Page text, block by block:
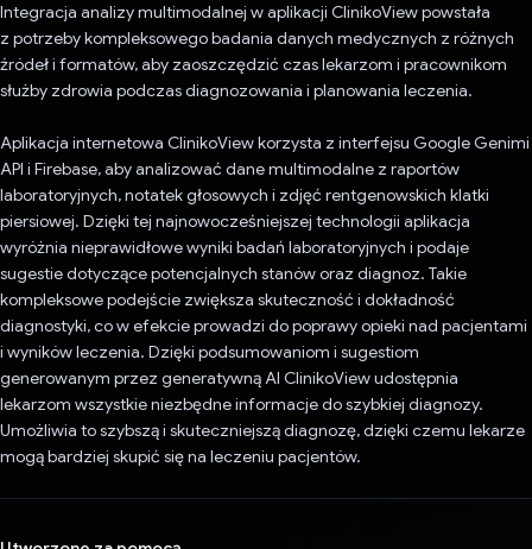
Integracja analizy multimodalnej w aplikacji ClinikoView powstała
z potrzeby kompleksowego badania danych medycznych z różnych
źródeł i formatów, aby zaoszczędzić czas lekarzom i pracownikom
służby zdrowia podczas diagnozowania i planowania leczenia.
Aplikacja internetowa ClinikoView korzysta z interfejsu Google Genimi
API i Firebase, aby analizować dane multimodalne z raportów
laboratoryjnych, notatek głosowych i zdjęć rentgenowskich klatki
piersiowej. Dzięki tej najnowocześniejszej technologii aplikacja
wyróżnia nieprawidłowe wyniki badań laboratoryjnych i podaje
sugestie dotyczące potencjalnych stanów oraz diagnoz. Takie
kompleksowe podejście zwiększa skuteczność i dokładność
diagnostyki, co w efekcie prowadzi do poprawy opieki nad pacjentami
i wyników leczenia. Dzięki podsumowaniom i sugestiom
generowanym przez generatywną AI ClinikoView udostępnia
lekarzom wszystkie niezbędne informacje do szybkiej diagnozy.
Umożliwia to szybszą i skuteczniejszą diagnozę, dzięki czemu lekarze
mogą bardziej skupić się na leczeniu pacjentów.